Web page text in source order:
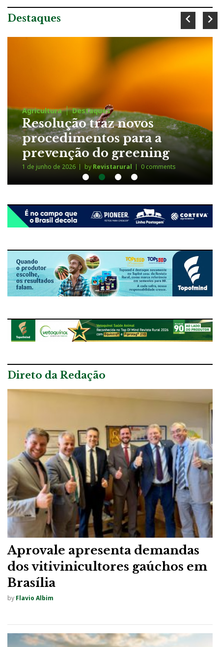
Destaques
traz novos
para a
do greening
Revistarural 0 comments 1 de junho de 2026
Direto da Redação
Aprovale apresenta demandas
dos vitivinicultores gaúchos em
Brasília
by Flavio Albim